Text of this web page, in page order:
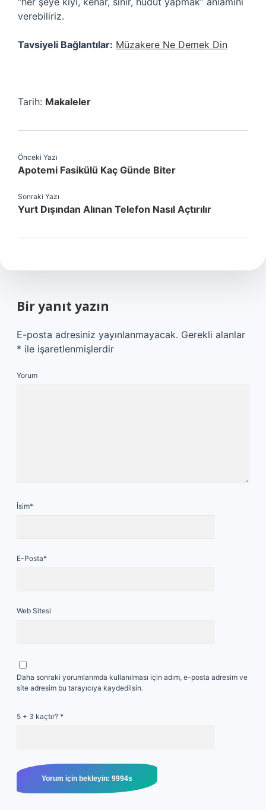
verebiliriz.
Tavsiyeli Bağlantılar: Müzakere Ne Demek Din
Tarih: Makaleler
Önceki Yazı
Apotemi Fasikülü Kaç Günde Biter
Sonraki Yazı
Yurt Dışından Alınan Telefon Nasıl Açtırılır
Bir yanıt yazın
E-posta adresiniz yayınlanmayacak. Gerekli alanlar
* ile işaretlenmişlerdir
Yorum
İsim*
E-Posta*
Web Sitesi
Daha sonraki yorumlarımda kullanılması için adım, e-posta adresim ve
site adresim bu tarayıcıya kaydedilsin.
5 + 3 kaçtır? *